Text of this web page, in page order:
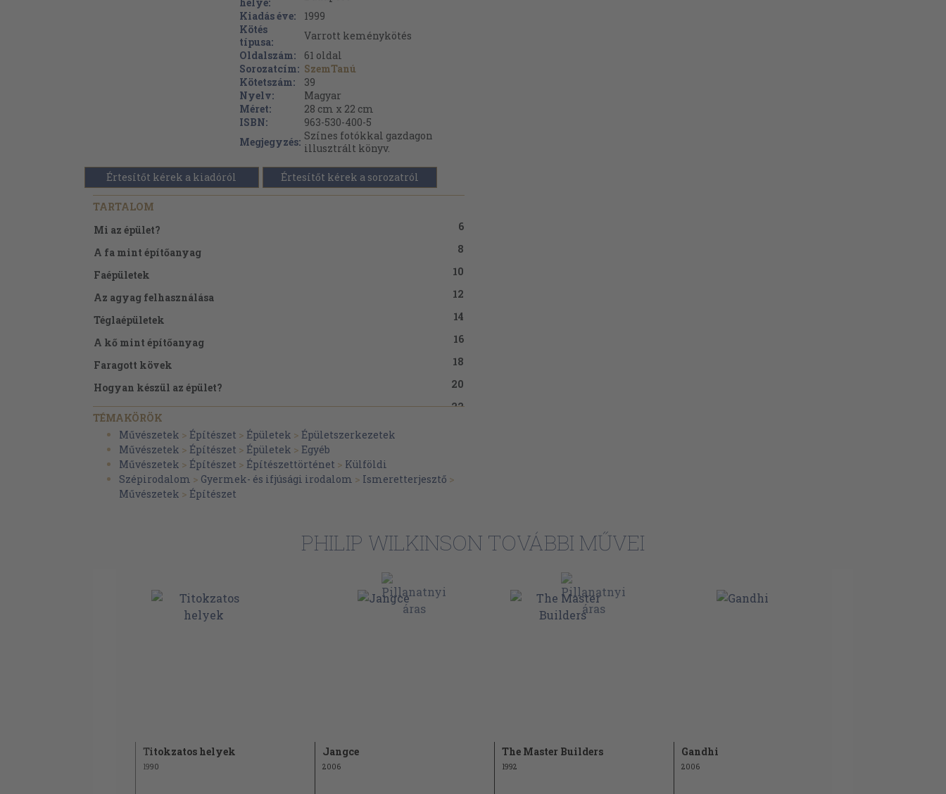
Kiadás éve:
1999
Kötés
típusa:
Varrott keménykötés
Oldalszám:
61 oldal
Sorozatcím: SzemTanú
Kötetszám:
39
Nyelv:
Magyar
Méret:
28 cm x 22 cm
ISBN:
963-530-400-5
Megjegyzés: Színes fotókkal gazdagon
illusztrált könyv.
Értesítőt kérek a kiadóról Értesítőt kérek a sorozatról
TARTALOM
Mi az épület?
6
A fa mint építőanyag
8
Faépületek
10
Az agyag felhasználása
12
Téglaépületek
14
A kő mint építőanyag
16
Faragott kövek
18
Hogyan készül az épület?
20
Favázasépületek
22
A tető alátámasztása
A tetőfedés
Változatos tetőformák
Nád- és szalmatetők
34
Lépcsőszerkezetek
Kandallók és kémények
Díszes záróformák
TÉMAKÖRÖK
Művészetek > Építészet > Épületek > Épületszerkezetek
Művészetek > Építészet > Épületek > Egyéb
Művészetek > Építészet > Építészettörténet > Külföldi
Szépirodalom > Gyermek- és ifjúsági irodalom > Ismeretterjesztő >
Művészetek > Építészet
PHILIP WILKINSON TOVÁBBI MŰVEI
Titokzatos helyek
1990
Jangce
2006
The Master Builders
1992
Gandhi
2006